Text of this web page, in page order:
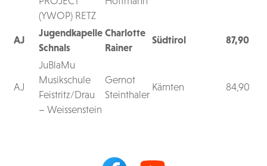
(YWOP) RETZ
AJ
Jugendkapelle
Schnals
Charlotte
Rainer
Südtirol 87,90
AJ
JuBlaMu
Musikschule
Feistritz/Drau
– Weissenstein
Gernot
Steinthaler
Kärnten 84,90